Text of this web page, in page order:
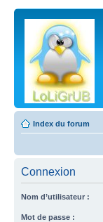
Index du forum
Connexion
Nom d’utilisateur :
Mot de passe :